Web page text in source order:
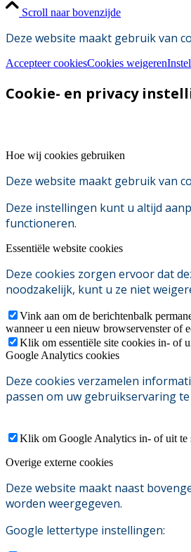
Scroll naar bovenzijde
Deze website maakt gebruik van
Accepteer cookiesCookies weigeren
Cookie- en privacy
Hoe wij cookies gebruiken
Deze website maakt gebruik van
Deze instellingen kunt u altijd
functioneren.
Essentiële website cookies
Deze cookies zorgen ervoor dat
noodzakelijk, kunt u ze niet
Vink aan om de berichtenbalk
wanneer u een nieuw browservenster of
Klik om essentiële site cookies in- of
Google Analytics cookies
Deze cookies verzamelen
passen om uw gebruikservaring
Klik om Google Analytics in- of uit te
Overige externe cookies
Deze website maakt naast
worden weergegeven.
Google lettertype instellingen: